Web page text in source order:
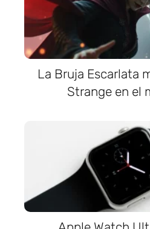
La Bruja Escarlata
Strange en el